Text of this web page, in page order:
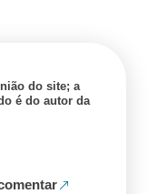
do site; a
é do autor da